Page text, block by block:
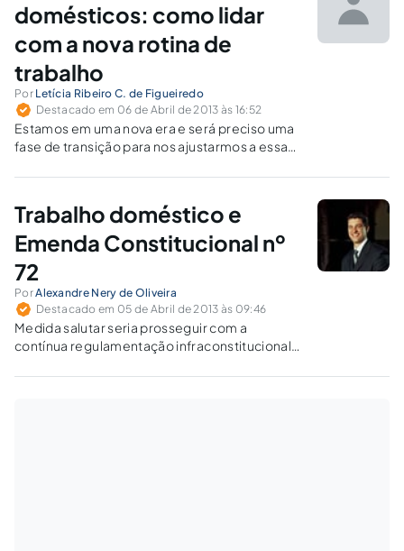
domésticos: como lidar
com a nova rotina de
trabalho
Por Letícia Ribeiro C. de Figueiredo
Destacado em 06 de Abril de 2013 às 16:52
Estamos em uma nova era e será preciso uma
fase de transição para nos ajustarmos a essa
bruscas e impensadas, que podem acabar
Trabalho doméstico e
Emenda Constitucional nº
72
PorAlexandre Nery de Oliveira
Destacado em 05 de Abril de 2013 às 09:46
Medida salutar seria prosseguir com a
contínua regulamentação infraconstitucional
empregadores domésticos e a estimulação à